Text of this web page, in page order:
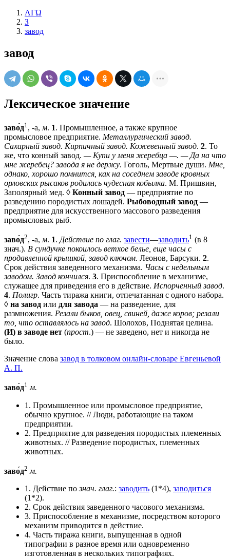
ΛΓΩ
З
завод
завод
Лексическое значение
заво́д1 , -а, м. 1. Промышленное, а также крупное
промысловое предприятие. Металлургический завод.
Сахарный завод. Кирпичный завод. Кожевенный завод. 2. То
же, что конный завод. — Купи у меня жеребца —. — Да на что
мне жеребец? завода я не держу. Гоголь, Мертвые души. Мне,
однако, хорошо помнится, как на соседнем заводе кровных
орловских рысаков родилась чудесная кобылка. М. Пришвин,
Заполярный мед. ◊ Конный завод — предприятие по
разведению породистых лошадей. Рыбоводный завод —
предприятие для искусственного массового разведения
промысловых рыб.
заво́д2, -а, м. 1. Действие по глаг. завести—заводить1 (в 8
знач.). В сундучке покоилось ветхое белье, еще часы с
продавленной крышкой, завод ключом. Леонов, Барсуки. 2.
Срок действия заведенного механизма. Часы с недельным
заводом. Завод кончился. 3. Приспособление в механизме,
служащее для приведения его в действие. Испорченный завод.
4. Полигр. Часть тиража книги, отпечатанная с одного набора.
◊ на завод или для завода — на разведение, для
размножения. Резали быков, овец, свиней, даже коров; резали
то, что оставлялось на завод. Шолохов, Поднятая целина.
(И) в заводе нет (прост.) — не заведено, нет и никогда не
было.
Значение слова завод в толковом онлайн-словаре Евгеньевой
А. П.
заво́д1 м.
1. Промышленное или промысловое предприятие,
обычно крупное. // Люди, работающие на таком
предприятии.
2. Предприятие для разведения породистых племенных
животных. // Разведение породистых, племенных
животных.
заво́д2 м.
1. Действие познач. глаг.: заводить (1*4), заводиться
(1*2).
2. Срок действия заведенного часового механизма.
3. Приспособление в механизме, посредством которого
механизм приводится в действие.
4. Часть тиража книги, выпущенная в одной
типографии в разное время или одновременно
изготовленная в нескольких типографиях.